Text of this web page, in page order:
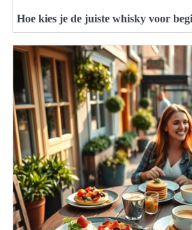
Hoe kies je de juiste whisky voor